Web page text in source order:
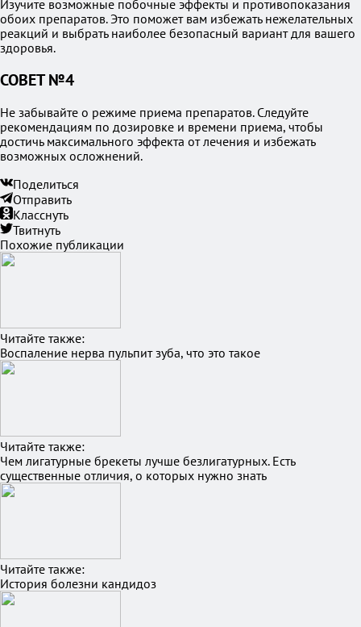
Изучите возможные побочные эффекты и противопоказания
обоих препаратов. Это поможет вам избежать нежелательных
реакций и выбрать наиболее безопасный вариант для вашего
здоровья.
СОВЕТ №4
Не забывайте о режиме приема препаратов. Следуйте
рекомендациям по дозировке и времени приема, чтобы
достичь максимального эффекта от лечения и избежать
возможных осложнений.
Поделиться
Отправить
Класснуть
Твитнуть
Похожие публикации
Читайте также:
Воспаление нерва пульпит зуба, что это такое
Читайте также:
Чем лигатурные брекеты лучше безлигатурных. Есть
существенные отличия, о которых нужно знать
Читайте также:
История болезни кандидоз